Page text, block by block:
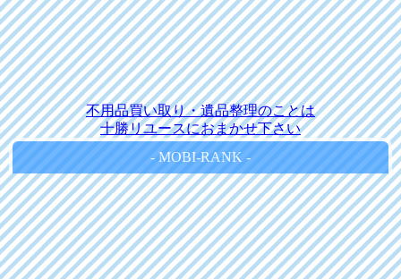
不用品買い取り・遺品整理のことは
十勝リユースにおまかせ下さい
- MOBI-RANK -